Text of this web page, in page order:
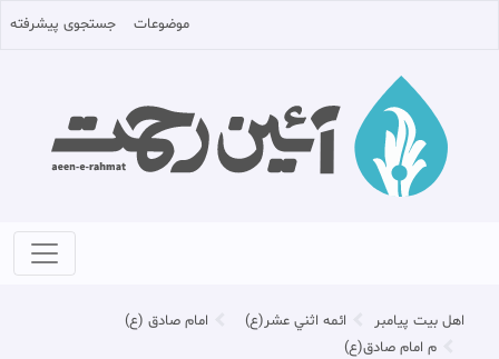
موضوعات جستجوی پیشرفته
اهل بيت پيامبر ائمه اثني عشر(ع)
امام صادق (ع)
م امام صادق(ع)